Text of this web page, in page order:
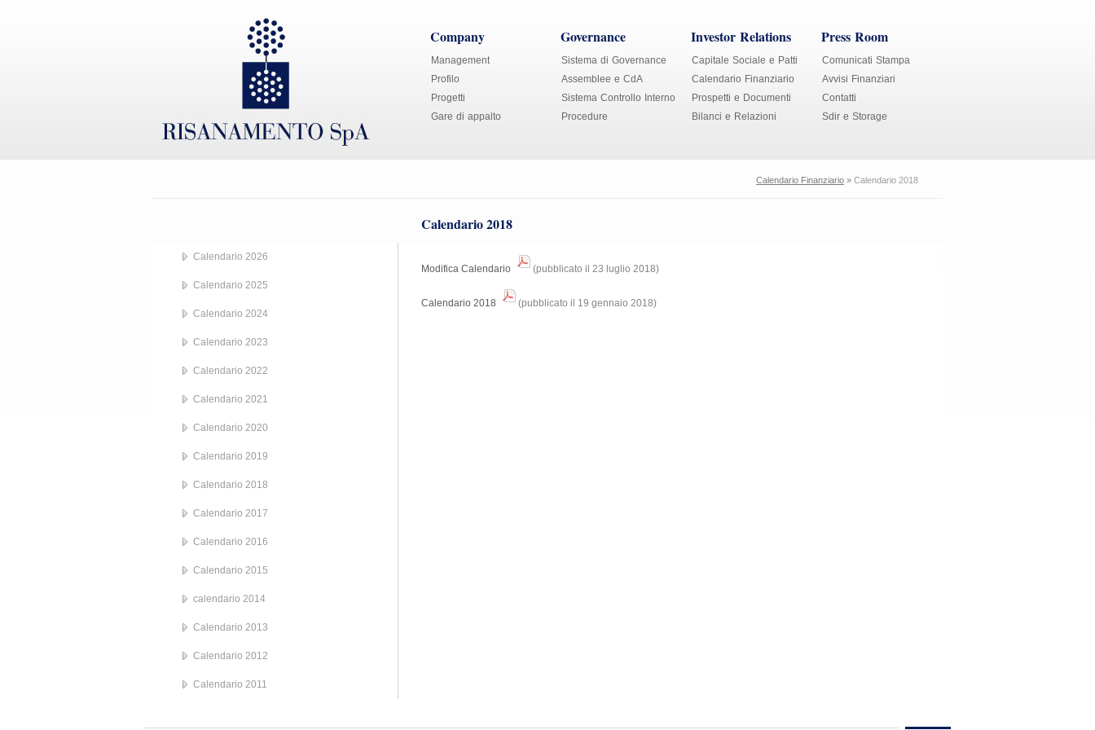
Company
Management
Profilo
Progetti
Gare di appalto
Governance
Sistema di Governance
Assemblee e CdA
Sistema Controllo Interno
Procedure
Investor Relations
Capitale Sociale e Patti
Calendario Finanziario
Prospetti e Documenti
Bilanci e Relazioni
Press Room
Comunicati Stampa
Avvisi Finanziari
Contatti
Sdir e Storage
Calendario Finanziario » Calendario 2018
Calendario 2018
Modifica Calendario (pubblicato il 23 luglio 2018)
Calendario 2018 (pubblicato il 19 gennaio 2018)
Calendario 2026
Calendario 2025
Calendario 2024
Calendario 2023
Calendario 2022
Calendario 2021
Calendario 2020
Calendario 2019
Calendario 2018
Calendario 2017
Calendario 2016
Calendario 2015
calendario 2014
Calendario 2013
Calendario 2012
Calendario 2011